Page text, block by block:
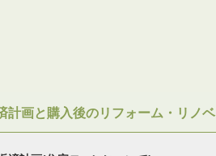
計画と購入後のリフォーム・リノベ